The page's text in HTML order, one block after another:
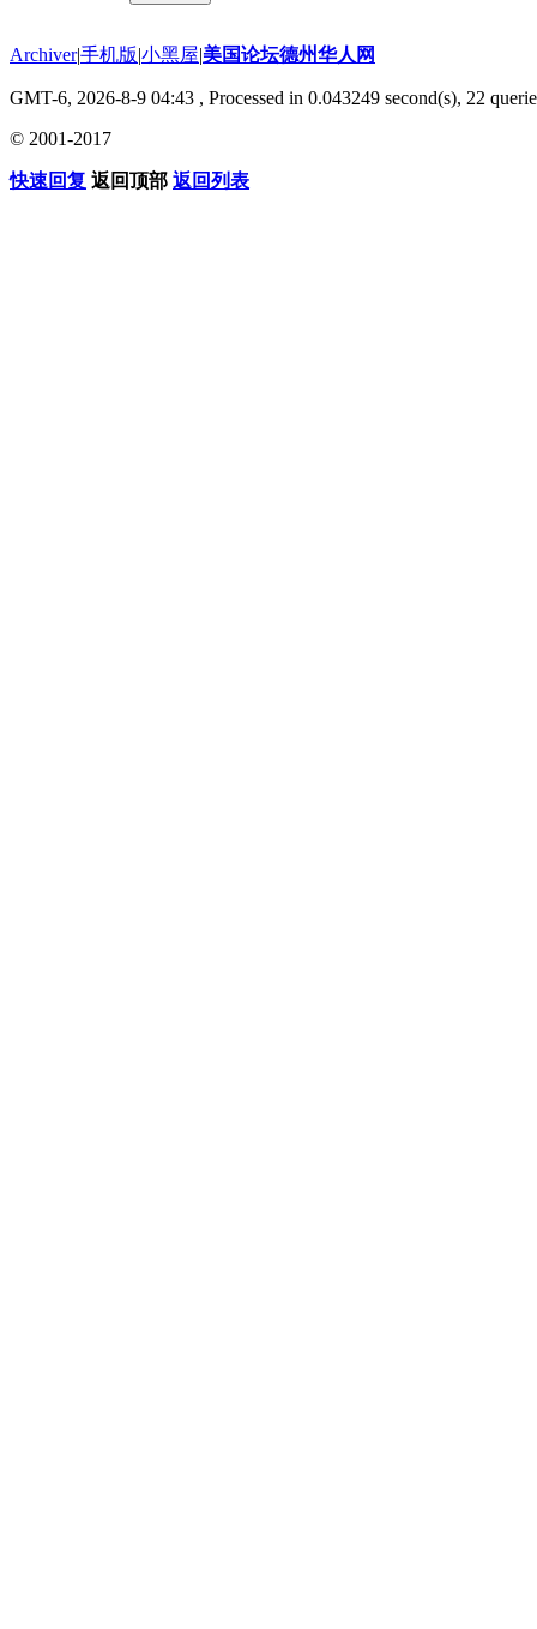
Archiver|手机版|小黑屋|美国论坛德州华人网
GMT-6, 2026-8-9 04:43 , Processed in 0.043249 second(s), 22
© 2001-2017
快速回复 返回顶部 返回列表